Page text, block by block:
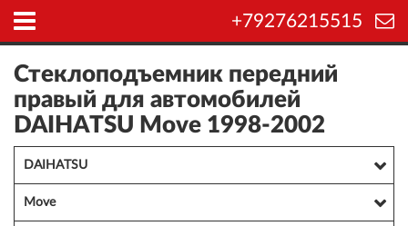
+79276215515
Стеклоподъемник передний
правый для автомобилей
DAIHATSU Move 1998-2002
DAIHATSU
Move